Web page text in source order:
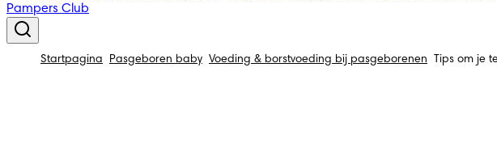
Pampers Club
Startpagina Pasgeboren baby Voeding & borstvoeding bij pasgeborenen Tips om je